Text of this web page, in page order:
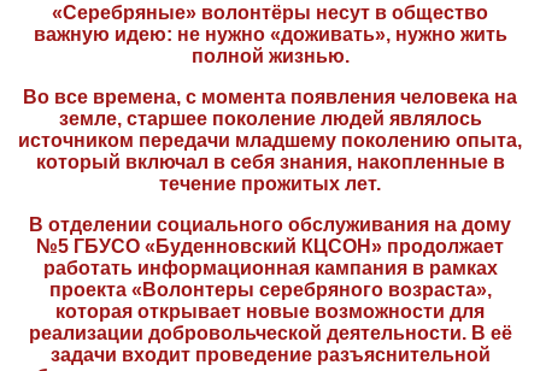
«Серебряные» волонтёры несут в общество
важную идею: не нужно «доживать», нужно жить
полной жизнью.
Во все времена, с момента появления человека на
земле, старшее поколение людей являлось
источником передачи младшему поколению опыта,
который включал в себя знания, накопленные в
течение прожитых лет.
В отделении социального обслуживания на дому
№5 ГБУСО «Буденновский КЦСОН» продолжает
работать информационная кампания в рамках
проекта «Волонтеры серебряного возраста»,
которая открывает новые возможности для
реализации добровольческой деятельности. В её
задачи входит проведение разъяснительной